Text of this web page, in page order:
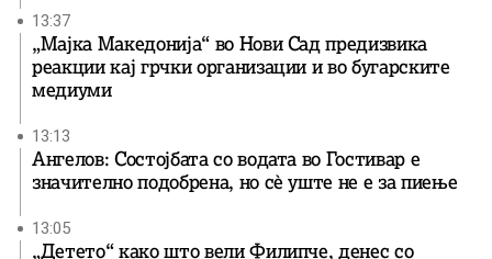
13:37
„Мајка Македонија“ во Нови Сад предизвика
реакции кај грчки организации и во бугарските
медиуми
13:13
Ангелов: Состојбата со водата во Гостивар е
значително подобрена, но сè уште не е за пиење
13:05
„Детето“ како што вели Филипче, денес со